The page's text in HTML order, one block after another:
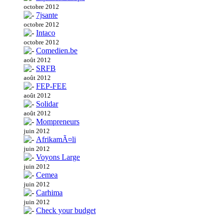
octobre 2012
7jsante
octobre 2012
Intaco
octobre 2012
Comedien.be
août 2012
SRFB
août 2012
FEP-FEE
août 2012
Solidar
août 2012
Mompreneurs
juin 2012
AfrikamÃ¤li
juin 2012
Voyons Large
juin 2012
Cemea
juin 2012
Carhima
juin 2012
Check your budget